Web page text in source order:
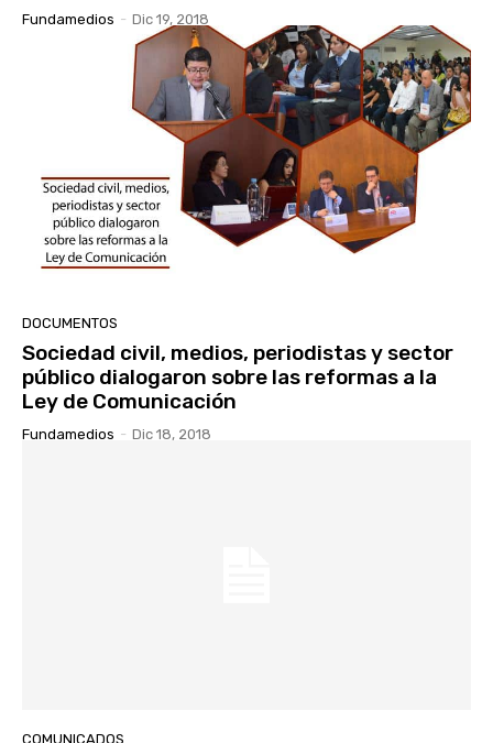
Fundamedios - Dic 19, 2018
DOCUMENTOS
Sociedad civil, medios, periodistas y sector
público dialogaron sobre las reformas a la
Ley de Comunicación
Fundamedios - Dic 18, 2018
COMUNICADOS